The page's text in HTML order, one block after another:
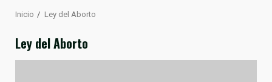
Inicio Ley del Aborto
Ley del Aborto